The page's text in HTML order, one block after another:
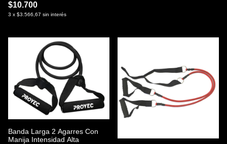
$10.700
3 x $3.566,67 sin interés
Banda Larga 2 Agarres Con
Manija Intensidad Alta